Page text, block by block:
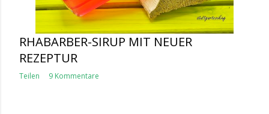
RHABARBER-SIRUP MIT NEUER
REZEPTUR
Teilen 9 Kommentare